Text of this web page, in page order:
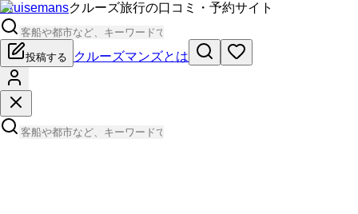
Cruisemansクルーズ旅行の口コミ・予約サイト
投稿する クルーズマンズとは